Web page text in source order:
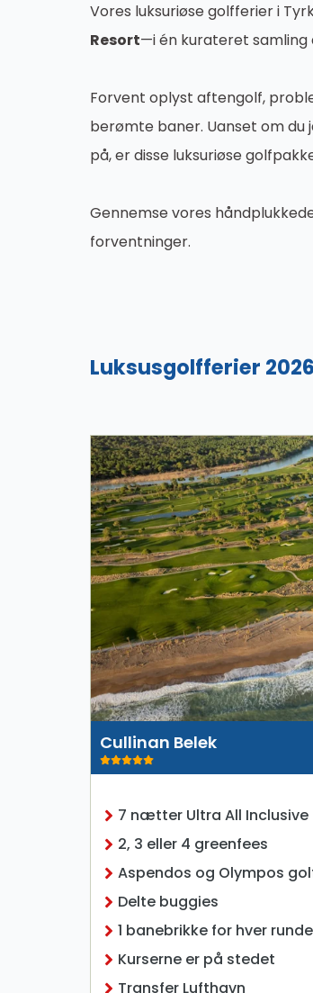
Vores luksuriøse golfferier i
Resort—i én kurateret samling
Forvent oplyst aftengolf,
berømte baner. Uanset om
på, er disse luksuriøse
Gennemse vores
forventninger.
Luksusgolfferier
Cullinan Belek
7 nætter Ultra All Inclusive
2, 3 eller 4 greenfees
Aspendos og Olympos
Delte buggies
1 banebrikke for hver
Kurserne er på stedet
Transfer Lufthavn